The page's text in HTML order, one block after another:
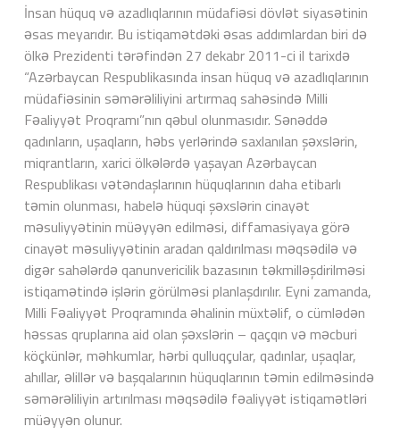
İnsan hüquq və azadlıqlarının müdafiəsi dövlət siyasətinin
əsas meyarıdır. Bu istiqamətdəki əsas addımlardan biri də
ölkə Prezidenti tərəfindən 27 dekabr 2011-ci il tarixdə
“Azərbaycan Respublikasında insan hüquq və azadlıqlarının
müdafiəsinin səmərəliliyini artırmaq sahəsində Milli
Fəaliyyət Proqramı”nın qəbul olunmasıdır. Sənəddə
qadınların, uşaqların, həbs yerlərində saxlanılan şəxslərin,
miqrantların, xarici ölkələrdə yaşayan Azərbaycan
Respublikası vətəndaşlarının hüquqlarının daha etibarlı
təmin olunması, habelə hüquqi şəxslərin cinayət
məsuliyyətinin müəyyən edilməsi, diffamasiyaya görə
cinayət məsuliyyətinin aradan qaldırılması məqsədilə və
digər sahələrdə qanunvericilik bazasının təkmilləşdirilməsi
istiqamətində işlərin görülməsi planlaşdırılır. Eyni zamanda,
Milli Fəaliyyət Proqramında əhalinin müxtəlif, o cümlədən
həssas qruplarına aid olan şəxslərin – qaçqın və məcburi
köçkünlər, məhkumlar, hərbi qulluqçular, qadınlar, uşaqlar,
ahıllar, əlillər və başqalarının hüquqlarının təmin edilməsində
səmərəliliyin artırılması məqsədilə fəaliyyət istiqamətləri
müəyyən olunur.